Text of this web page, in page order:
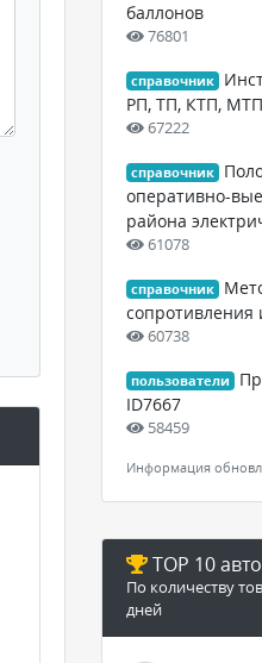
баллонов
76801
справочник
РП, ТП, КТП, МТП
67222
справочник
оперативно-
района
61078
справочник
сопротивления
60738
пользователи
ID7667
58459
Информация
TOP 10
По количеству
дней